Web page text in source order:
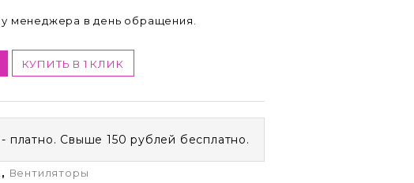
у менеджера в день обращения.
КУПИТЬ В 1 КЛИК
платно. Свыше 150 рублей бесплатно.
, Вентиляторы